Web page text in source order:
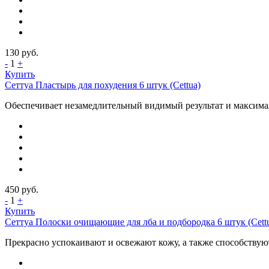
130 руб.
- 1 +
Купить
Сеттуа Пластырь для похудения 6 штук (Cettua)
Обеспечивает незамедлительный видимый результат и
450 руб.
- 1 +
Купить
Сеттуа Полоски очищающие для лба и подбородка 6 штук
Прекрасно успокаивают и освежают кожу, а также